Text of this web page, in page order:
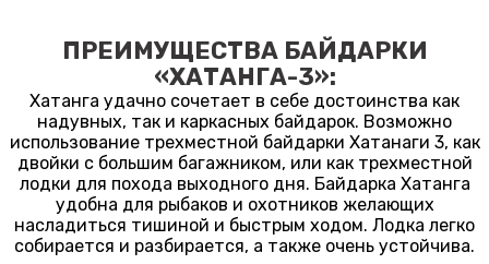
ПРЕИМУЩЕСТВА БАЙДАРКИ
«ХАТАНГА-3»:
Хатанга удачно сочетает в себе достоинства как
надувных, так и каркасных байдарок. Возможно
использование трехместной байдарки Хатанаги 3, как
двойки с большим багажником, или как трехместной
лодки для похода выходного дня. Байдарка Хатанга
удобна для рыбаков и охотников желающих
насладиться тишиной и быстрым ходом. Лодка легко
собирается и разбирается, а также очень устойчива.